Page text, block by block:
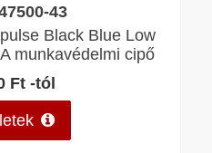
43
Black Blue Low
munkavédelmi cipő
Ft -tól